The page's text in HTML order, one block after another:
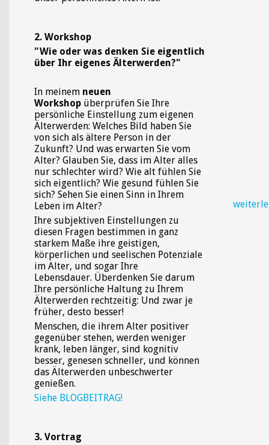
2. Workshop
"Wie oder was denken Sie eigentlich
über Ihr eigenes Älterwerden?"
In meinem neuen
Workshop überprüfen Sie Ihre
persönliche Einstellung zum eigenen
Älterwerden: Welches Bild haben Sie
von sich als ältere Person in der
Zukunft? Und was erwarten Sie vom
Alter? Glauben Sie, dass im Alter alles
nur schlechter wird? Wie alt fühlen Sie
sich eigentlich? Wie gesund fühlen Sie
sich? Sehen Sie einen Sinn in Ihrem
Leben im Alter?
Ihre subjektiven Einstellungen zu
diesen Fragen bestimmen in ganz
starkem Maße ihre geistigen,
körperlichen und seelischen Potenziale
im Alter, und sogar Ihre
Lebensdauer. Überdenken Sie darum
Ihre persönliche Haltung zu Ihrem
Älterwerden rechtzeitig: Und zwar je
früher, desto besser!
Menschen, die ihrem Alter positiver
gegenüber stehen, werden weniger
krank, leben länger, sind kognitiv
besser, genesen schneller, und können
das Älterwerden unbeschwerter
genießen.
Siehe BLOGBEITRAG!
3. Vortrag